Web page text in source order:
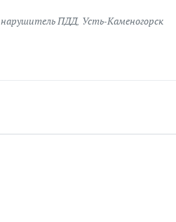
нарушитель ПДД, Усть-Каменогорск